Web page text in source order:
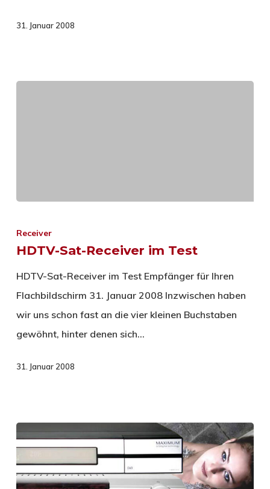
31. Januar 2008
Receiver
HDTV-Sat-Receiver im Test
HDTV-Sat-Receiver im Test Empfänger für Ihren
Flachbildschirm 31. Januar 2008 Inzwischen haben
wir uns schon fast an die vier kleinen Buchstaben
gewöhnt, hinter denen sich…
31. Januar 2008